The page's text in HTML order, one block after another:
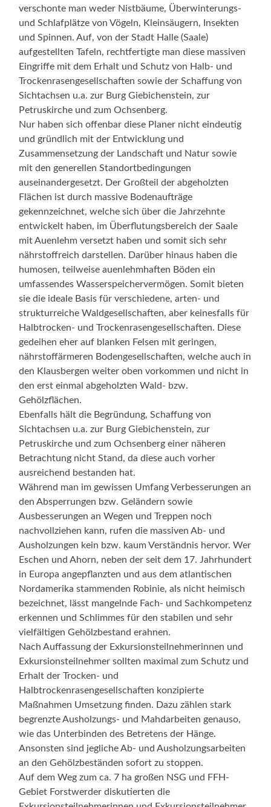
verschonte man weder Nistbäume, Überwinterungs-
und Schlafplätze von Vögeln, Kleinsäugern, Insekten
und Spinnen. Auf, von der Stadt Halle (Saale)
aufgestellten Tafeln, rechtfertigte man diese massiven
Eingriffe mit dem Erhalt und Schutz von Halb- und
Trockenrasengesellschaften sowie der Schaffung von
Sichtachsen u.a. zur Burg Giebichenstein, zur
Petruskirche und zum Ochsenberg.
Nur haben sich offenbar diese Planer nicht eindeutig
und gründlich mit der Entwicklung und
Zusammensetzung der Landschaft und Natur sowie
mit den generellen Standortbedingungen
auseinandergesetzt. Der Großteil der abgeholzten
Flächen ist durch massive Bodenaufträge
gekennzeichnet, welche sich über die Jahrzehnte
entwickelt haben, im Überflutungsbereich der Saale
mit Auenlehm versetzt haben und somit sich sehr
nährstoffreich darstellen. Darüber hinaus haben die
humosen, teilweise auenlehmhaften Böden ein
umfassendes Wasserspeichervermögen. Somit bieten
sie die ideale Basis für verschiedene, arten- und
strukturreiche Waldgesellschaften, aber keinesfalls für
Halbtrocken- und Trockenrasengesellschaften. Diese
gedeihen eher auf blanken Felsen mit geringen,
nährstoffärmeren Bodengesellschaften, welche auch in
den Klausbergen weiter oben vorkommen und nicht in
den erst einmal abgeholzten Wald- bzw.
Gehölzflächen.
Ebenfalls hält die Begründung, Schaffung von
Sichtachsen u.a. zur Burg Giebichenstein, zur
Petruskirche und zum Ochsenberg einer näheren
Betrachtung nicht Stand, da diese auch vorher
ausreichend bestanden hat.
Während man im gewissen Umfang Verbesserungen an
den Absperrungen bzw. Geländern sowie
Ausbesserungen an Wegen und Treppen noch
nachvollziehen kann, rufen die massiven Ab- und
Ausholzungen kein bzw. kaum Verständnis hervor. Wer
Eschen und Ahorn, neben der seit dem 17. Jahrhundert
in Europa angepflanzten und aus dem atlantischen
Nordamerika stammenden Robinie, als nicht heimisch
bezeichnet, lässt mangelnde Fach- und Sachkompetenz
erkennen und Schlimmes für den stabilen und sehr
vielfältigen Gehölzbestand erahnen.
Nach Auffassung der Exkursionsteilnehmerinnen und
Exkursionsteilnehmer sollten maximal zum Schutz und
Erhalt der Trocken- und
Halbtrockenrasengesellschaften konzipierte
Maßnahmen Umsetzung finden. Dazu zählen stark
begrenzte Ausholzungs- und Mahdarbeiten genauso,
wie das Unterbinden des Betretens der Hänge.
Ansonsten sind jegliche Ab- und Ausholzungsarbeiten
an den Gehölzbeständen sofort zu stoppen.
Auf dem Weg zum ca. 7 ha großen NSG und FFH-
Gebiet Forstwerder diskutierten die